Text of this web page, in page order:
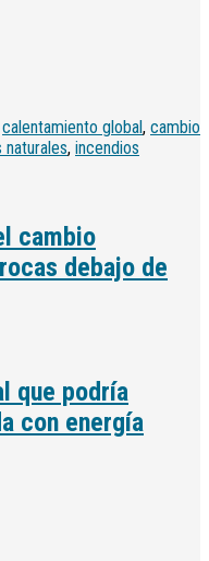
calentamiento global, cambio
, incendios
cambio
debajo de
que podría
con energía